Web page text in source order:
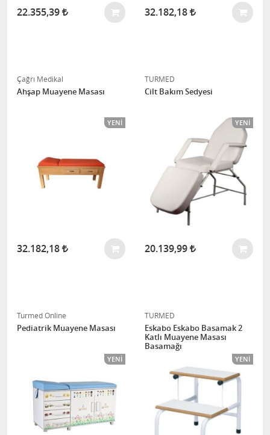
22.355,39 32.182,18
Çağrı Medikal
Ahşap Muayene Masası
YENI
32.182,18
TURMED
Cilt Bakım Sedyesi
YENI
20.139,99
Turmed Online
Pediatrik Muayene Masası
YENI
TURMED
Eskabo Eskabo Basamak 2
Katlı Muayene Masası
Basamağı
YENI